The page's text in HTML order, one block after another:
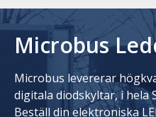
Microbus
Microbus levererar
digitala diodskyltar, i hela
Beställ din elektroniska